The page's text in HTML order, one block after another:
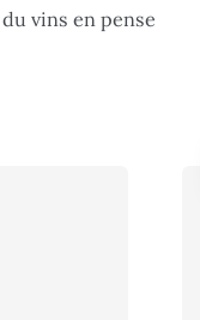
vins en pense